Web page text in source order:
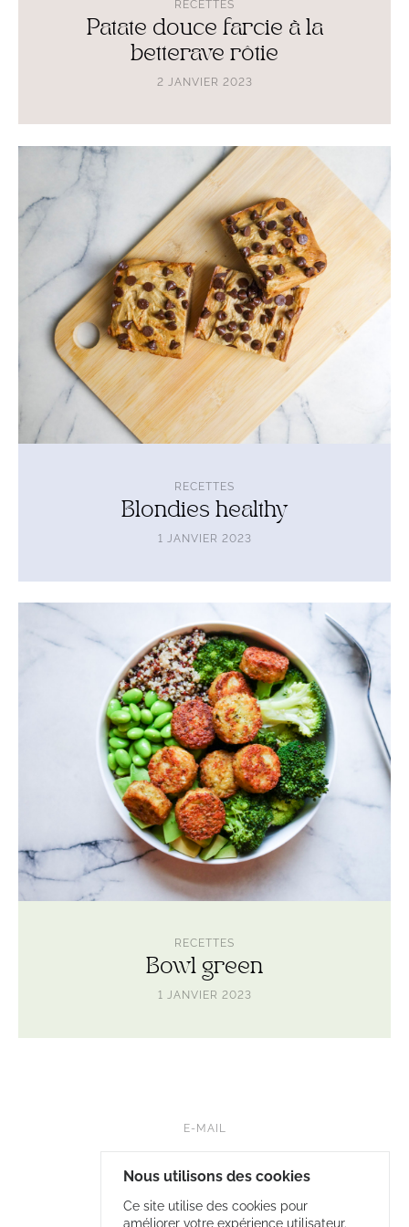
Patate douce farcie à la
betterave rôtie
2 JANVIER 2023
RECETTES
Lire
l'article
Blondies
healthy
Blondies healthy
1 JANVIER 2023
RECETTES
Lire
Bowl
Bowl green
1 JANVIER 2023
RECETTES
E-MAIL
INSTA • LELOUP.NUTRITION
Nous utilisons des cookies
Ce site utilise des cookies pour
améliorer votre expérience utilisateur.